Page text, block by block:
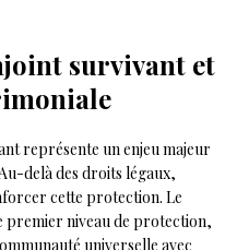
survivant et
représente un enjeu majeur
delà des droits légaux,
cette protection. Le
premier niveau de protection,
universelle avec